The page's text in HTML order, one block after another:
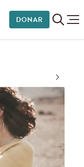
DONAR